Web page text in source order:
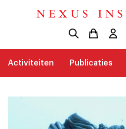
Activiteiten Publicaties